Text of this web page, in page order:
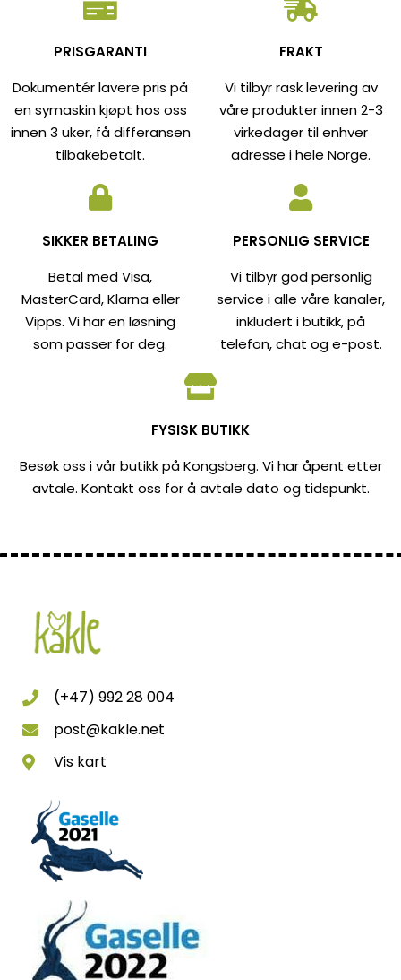
PRISGARANTI
Dokumentér lavere pris på
en symaskin kjøpt hos oss
innen 3 uker, få differansen
tilbakebetalt.
FRAKT
Vi tilbyr rask levering av
våre produkter innen 2-3
virkedager til enhver
adresse i hele Norge.
SIKKER BETALING
Betal med Visa,
MasterCard, Klarna eller
Vipps. Vi har en løsning
som passer for deg.
PERSONLIG SERVICE
Vi tilbyr god personlig
service i alle våre kanaler,
inkludert i butikk, på
telefon, chat og e-post.
FYSISK BUTIKK
Besøk oss i vår butikk på Kongsberg. Vi har åpent etter
avtale. Kontakt oss for å avtale dato og tidspunkt.
(+47) 992 28 004
post@kakle.net
Vis kart